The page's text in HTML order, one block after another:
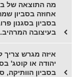
מה התוצאה של
אחוזה בסביון
בסביון בסגנון
בעיצובה
איזה מגרש צריך
יהודה או קוטג'
בסביון